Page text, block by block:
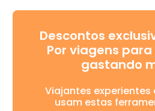
Descontos
Por viagens
gastando
Viajantes experientes
usam estas